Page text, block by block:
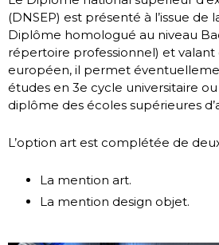
(DNSEP) est présenté à l’issue de
Diplôme homologué au niveau
répertoire professionnel) et
européen, il permet
études en 3e cycle universitaire
diplôme des écoles supérieures
L’option art est complétée de
La mention art.
La mention design objet.